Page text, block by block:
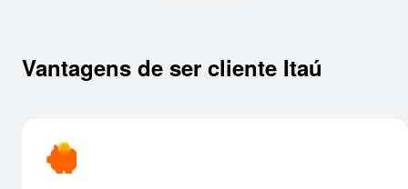
Vantagens de ser cliente Itaú